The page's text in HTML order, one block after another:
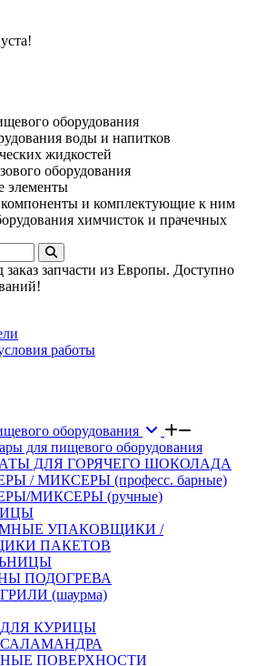
оборудования
воды и напитков
жидкостей
оборудования
элементы
компоненты и комплектующие к ним
химчисток и прачечных
запчасти из Европы. Доступно
работы
оборудования
для пищевого оборудования
ДЛЯ ГОРЯЧЕГО ШОКОЛАДА
/ МИКСЕРЫ (професс. барные)
МИКСЕРЫ (ручные)
УПАКОВЩИКИ /
ПАКЕТОВ
ПОДОГРЕВА
(шаурма)
КУРИЦЫ
ПОВЕРХНОСТИ